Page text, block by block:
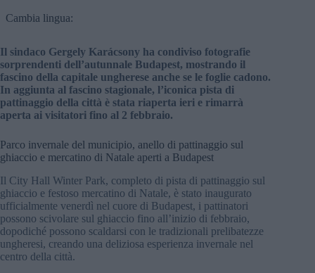
Cambia lingua:
Il sindaco Gergely Karácsony ha condiviso fotografie
sorprendenti dell’autunnale Budapest, mostrando il
fascino della capitale ungherese anche se le foglie cadono.
In aggiunta al fascino stagionale, l’iconica pista di
pattinaggio della città è stata riaperta ieri e rimarrà
aperta ai visitatori fino al 2 febbraio.
Parco invernale del municipio, anello di pattinaggio sul
ghiaccio e mercatino di Natale aperti a Budapest
Il City Hall Winter Park, completo di pista di pattinaggio sul
ghiaccio e festoso mercatino di Natale, è stato inaugurato
ufficialmente venerdì nel cuore di Budapest, i pattinatori
possono scivolare sul ghiaccio fino all’inizio di febbraio,
dopodiché possono scaldarsi con le tradizionali prelibatezze
ungheresi, creando una deliziosa esperienza invernale nel
centro della città.